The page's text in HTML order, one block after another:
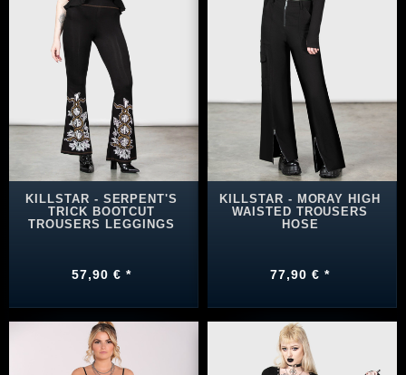
KILLSTAR - SERPENT'S
TRICK BOOTCUT
TROUSERS LEGGINGS
57,90 € *
KILLSTAR - MORAY HIGH
WAISTED TROUSERS
HOSE
77,90 € *